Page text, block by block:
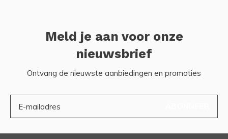
Meld je aan voor onze
nieuwsbrief
Ontvang de nieuwste aanbiedingen en promoties